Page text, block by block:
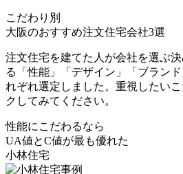
こだわり別
大阪のおすすめ注文住宅会社3選
注文住宅を建てた人が会社を選ぶ
る「性能」「デザイン」「ブラン
れぞれ選定しました。重視したい
クしてみてください。
性能にこだわるなら
UA値とC値が最も優れた
小林住宅